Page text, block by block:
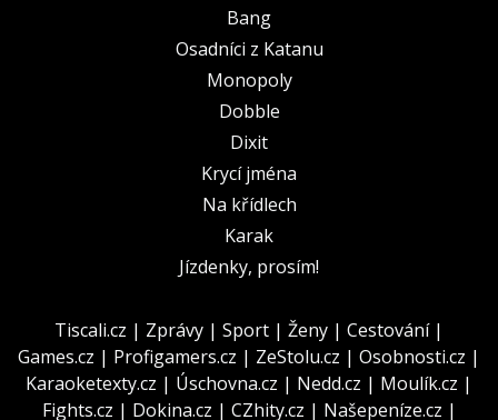
Bang
Osadníci z Katanu
Monopoly
Dobble
Dixit
Krycí jména
Na křídlech
Karak
Jízdenky, prosím!
Tiscali.cz | Zprávy | Sport | Ženy | Cestování|
Games.cz | Profigamers.cz | ZeStolu.cz | Osobnosti.cz |
Karaoketexty.cz | Úschovna.cz | Nedd.cz | Moulík.cz |
Fights.cz | Dokina.cz | CZhity.cz | Našepeníze.cz |